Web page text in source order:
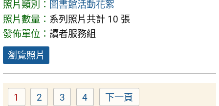
照片類別： 圖書館活動花絮
照片數量： 系列照片共計 10 張
發佈單位： 讀者服務組
瀏覽照片
Page
1 Page
2 Page
3 Page
4 下一頁